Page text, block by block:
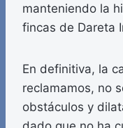
manteniendo la
fincas de Dareta
En definitiva, la
reclamamos, no
obstáculos y